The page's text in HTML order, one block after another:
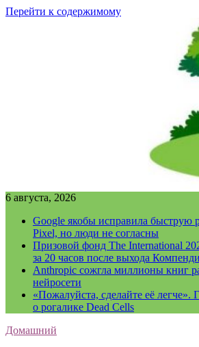
Перейти к содержимому
6 августа, 2026
Google якобы исправила быструю
Pixel, но люди не согласны
Призовой фонд The International
за 20 часов после выхода
Anthropic сожгла миллионы книг
нейросети
«Пожалуйста, сделайте её
о рогалике Dead Cells
Домашний